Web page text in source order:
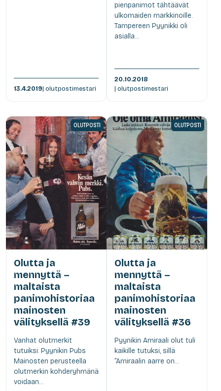
13.4.2019| olutpostimestari
pienpanimot tähtäävät
ulkomaiden markkinoille.
Tampereen Pyynikki oli
asialla...
20.10.2018
| olutpostimestari
OLUTPOSTI
Olutta ja
mennyttä –
maltaista
panimohistoriaa
mainosten
välityksellä #39
Vanhat olutmerkit
tutuiksi: Pyynikin Pubs
Mainosten perusteella
olutmerkin kohderyhmänä
voidaan...
OLUTPOSTI
Olutta ja
mennyttä –
maltaista
panimohistoriaa
mainosten
välityksellä #36
Pyynikin Amiraali olut tuli
kaikille tutuksi, sillä
”Amiraalin aarre on...